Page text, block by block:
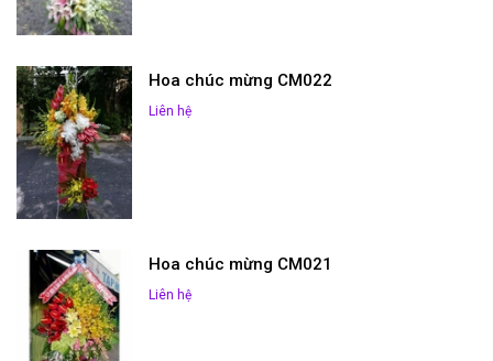
Hoa chúc mừng CM022
Liên hệ
Hoa chúc mừng CM021
Liên hệ